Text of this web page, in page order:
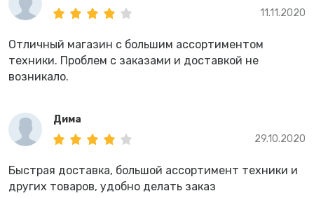
11.11.2020
Отличный магазин с большим ассортиментом
техники. Проблем с заказами и доставкой не
возникало.
Дима
29.10.2020
Быстрая доставка, большой ассортимент техники и
других товаров, удобно делать заказ